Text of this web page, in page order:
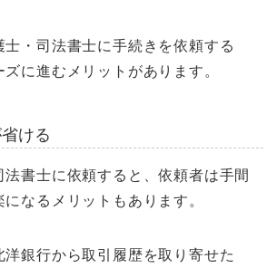
士・司法書士に手続きを依頼する
に進むメリットがあります。
ける
法書士に依頼すると、依頼者は手間
なるメリットもあります。
銀行から取引履歴を取り寄せた